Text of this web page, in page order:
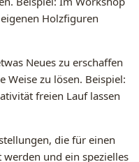
Holzfiguren
Neues zu erschaffen
Weise zu lösen. Beispiel:
freien Lauf lassen
die für einen
und ein spezielles